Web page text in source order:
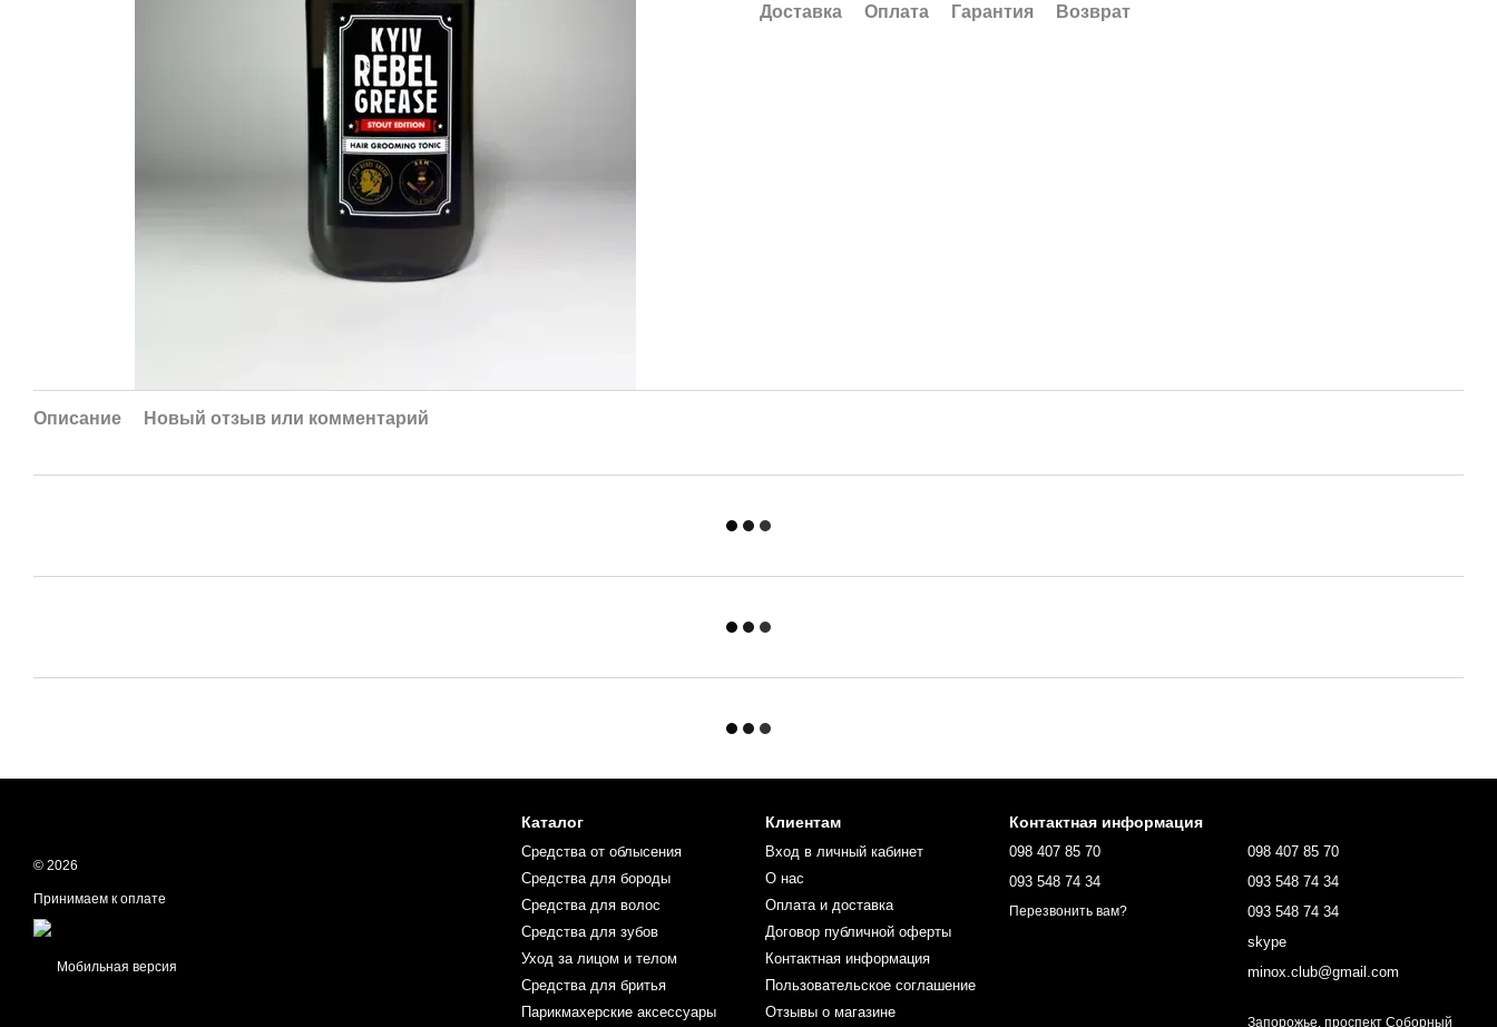
Доставка Оплата Гарантия Возврат
Описание Новый отзыв или комментарий
© 2026
Принимаем к оплате
Мобильная версия
Каталог
Средства от облысения
Средства для бороды
Средства для волос
Средства для зубов
Уход за лицом и телом
Средства для бритья
Парикмахерские аксессуары
Клиентам
Вход в личный кабинет
О нас
Оплата и доставка
Договор публичной оферты
Контактная информация
Пользовательское соглашение
Отзывы о магазине
Контактная информация
098 407 85 70
093 548 74 34
Перезвонить вам?
098 407 85 70
093 548 74 34
093 548 74 34
skype
minox.club@gmail.com
Запорожье, проспект Соборный